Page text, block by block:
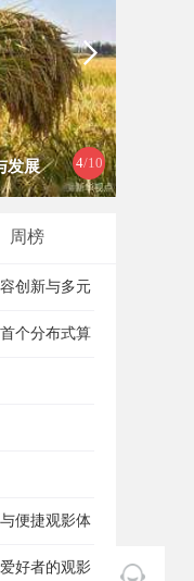
4/10
发展
周榜
创新与多元
个分布式算
便捷观影体
好者的观影